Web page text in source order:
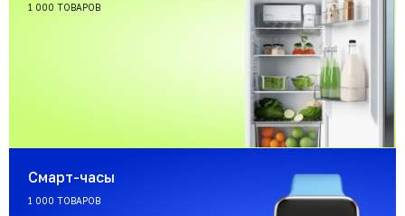
1 000 ТОВАРОВ
Смарт-часы
1 000 ТОВАРОВ